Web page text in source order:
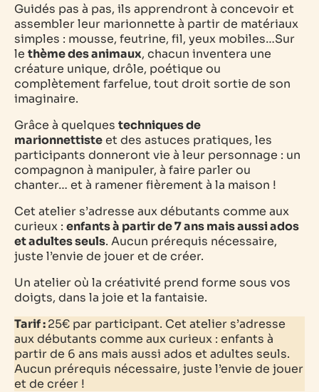
Guidés pas à pas, ils apprendront à concevoir et
assembler leur marionnette à partir de matériaux
simples : mousse, feutrine, fil, yeux mobiles…Sur
le thème des animaux, chacun inventera une
créature unique, drôle, poétique ou
complètement farfelue, tout droit sortie de son
imaginaire.
Grâce à quelques techniques de
marionnettisteet des astuces pratiques, les
participants donneront vie à leur personnage : un
compagnon à manipuler, à faire parler ou
chanter… et à ramener fièrement à la maison !
Cet atelier s’adresse aux débutants comme aux
curieux : enfants à partir de 7 ans mais aussi ados
et adultes seuls. Aucun prérequis nécessaire,
juste l’envie de jouer et de créer.
Un atelier où la créativité prend forme sous vos
doigts, dans la joie et la fantaisie.
Tarif :25€ par participant. Cet atelier s’adresse
aux débutants comme aux curieux : enfants à
partir de 6 ans mais aussi ados et adultes seuls.
Aucun prérequis nécessaire, juste l’envie de jouer
et de créer !